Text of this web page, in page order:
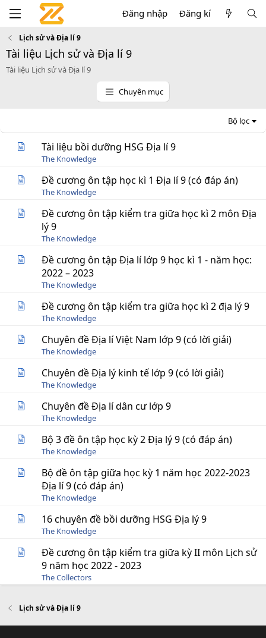
Đăng nhập Đăng kí
Lịch sử và Địa lí 9
Tài liệu Lịch sử và Địa lí 9
Tài liệu Lịch sử và Địa lí 9
Chuyên mục
Bộ lọc
Tài liệu bồi dưỡng HSG Địa lí 9
The Knowledge
Đề cương ôn tập học kì 1 Địa lí 9 (có đáp án)
The Knowledge
Đề cương ôn tập kiểm tra giữa học kì 2 môn Địa
lý 9
The Knowledge
Đề cương ôn tập Địa lí lớp 9 học kì 1 - năm học:
2022 – 2023
The Knowledge
Đề cương ôn tập kiểm tra giữa học kì 2 địa lý 9
The Knowledge
Chuyên đề Địa lí Việt Nam lớp 9 (có lời giải)
The Knowledge
Chuyên đề Địa lý kinh tế lớp 9 (có lời giải)
The Knowledge
Chuyên đề Địa lí dân cư lớp 9
The Knowledge
Bộ 3 đề ôn tập học kỳ 2 Địa lý 9 (có đáp án)
The Knowledge
Bộ đề ôn tập giữa học kỳ 1 năm học 2022-2023
Địa lí 9 (có đáp án)
The Knowledge
16 chuyên đề bồi dưỡng HSG Địa lý 9
The Knowledge
Đề cương ôn tập kiểm tra giữa kỳ II môn Lịch sử
9 năm học 2022 - 2023
The Collectors
Lịch sử và Địa lí 9